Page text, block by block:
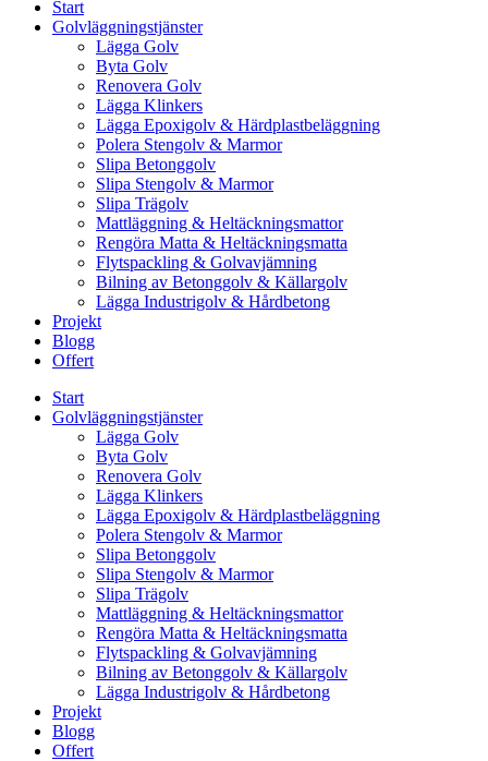
Start
Golvläggningstjänster
Lägga Golv
Byta Golv
Renovera Golv
Lägga Klinkers
Lägga Epoxigolv & Härdplastbeläggning
Polera Stengolv & Marmor
Slipa Betonggolv
Slipa Stengolv & Marmor
Slipa Trägolv
Mattläggning & Heltäckningsmattor
Rengöra Matta & Heltäckningsmatta
Flytspackling & Golvavjämning
Bilning av Betonggolv & Källargolv
Lägga Industrigolv & Hårdbetong
Projekt
Blogg
Offert
Start
Golvläggningstjänster
Lägga Golv
Byta Golv
Renovera Golv
Lägga Klinkers
Lägga Epoxigolv & Härdplastbeläggning
Polera Stengolv & Marmor
Slipa Betonggolv
Slipa Stengolv & Marmor
Slipa Trägolv
Mattläggning & Heltäckningsmattor
Rengöra Matta & Heltäckningsmatta
Flytspackling & Golvavjämning
Bilning av Betonggolv & Källargolv
Lägga Industrigolv & Hårdbetong
Projekt
Blogg
Offert